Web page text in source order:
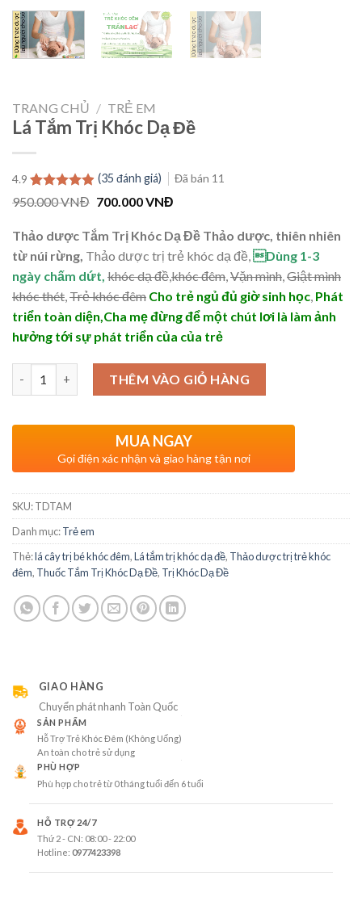
TRANG CHỦ / TRẺ EM
Lá Tắm Trị Khóc Dạ Đề
4.9
4.9trên 5
35
(35 đánh giá) Đã bán 11
950.000VNĐ Giá
là:
950.000 VNĐ.
700.000VNĐGiá
là:
700.000 VNĐ.
Thảo dược Tắm Trị Khóc Dạ Đề Thảo dược, thiên nhiên
từ núi rừng, Thảo dược trị trẻ khóc dạ đề, Dùng 1-3
ngày chấm dứt, khóc dạ đềkhóc đêm Vặn mình Giật mình
khóc thét Trẻ khóc đêm Cho trẻ ngủ đủ giờ sinh học Phát
triển toàn diện, Cha mẹ đừng để một chút lơi là làm ảnh
hưởng tới sự phát triển của của trẻ
THÊM VÀO GIỎ HÀNG
MUA NGAY
Gọi điện xác nhận và giao hàng tận nơi
SKU:TDTAM
Danh mục:Trẻ em
Thẻ:lá cây trị bé khóc đêm,Lá tắm trị khóc dạ đề, Thảo dược trị trẻ khóc
đêm, Thuốc Tắm Trị Khóc Dạ Đề, Trị Khóc Dạ Đề
GIAO HÀNG
Chuyển phát nhanh Toàn Quốc
SẢN PHẨM
Hỗ Trợ Trẻ Khóc Đêm (Không Uống)
An toàn cho trẻ sử dụng
PHÙ HỢP
Phù hợp cho trẻ từ 0 tháng tuổi đến 6 tuổi
HỖ TRỢ 24/7
Thứ 2 - CN: 08:00 - 22:00
Hotline:0977423398